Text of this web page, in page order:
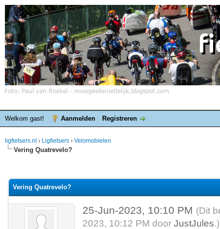
Welkom gast! Aanmelden Registreren
ligfietsers.nl › Ligfietsers › Velomobielen
Vering Quatrevelo?
Vering Quatrevelo?
25-Jun-2023, 10:10 PM (Dit
2023, 10:12 PM doorJustJules.)